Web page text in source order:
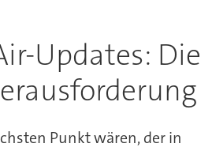
Updates: Die
Punkt wären, der in